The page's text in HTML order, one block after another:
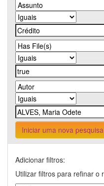
Iniciar uma nova pesquisa
Adicionar filtros:
Utilizar filtros para refinar o